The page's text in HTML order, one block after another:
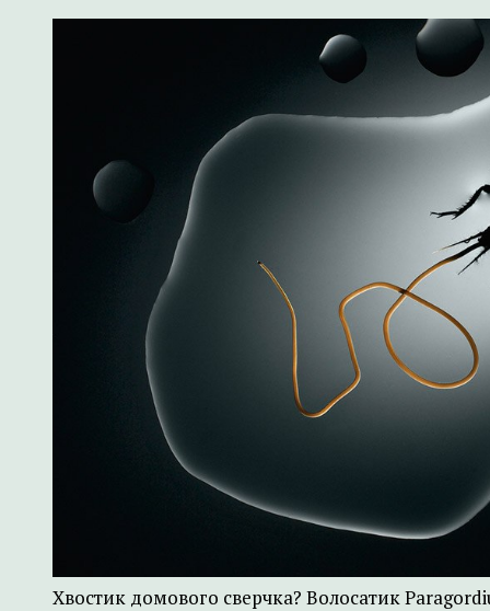
Хвостик домового сверчка? Волосатик